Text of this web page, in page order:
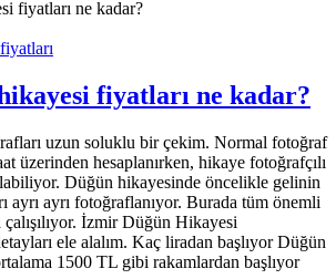
fiyatları ne kadar?
uzun soluklu bir çekim. Normal fotoğraf
üzerinden hesaplanırken, hikaye fotoğrafçılı
Düğün hikayesinde öncelikle gelinin
ayrı ayrı fotoğraflanıyor. Burada tüm önemli
İzmir Düğün Hikayesi
ele alalım. Kaç liradan başlıyor Düğün
1500 TL gibi rakamlardan başlıyor